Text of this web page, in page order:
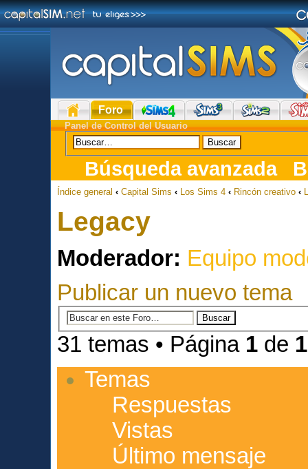
Foro
Panel de Control del Usuario
Búsqueda avanzada
Índice general ‹ Capital Sims ‹ Los Sims 4 ‹ Rincón creativo ‹
Legacy
Moderador: Equipo
Publicar un nuevo tema
31 temas • Página 1 de 1
Temas
Respuestas
Vistas
Último mensaje